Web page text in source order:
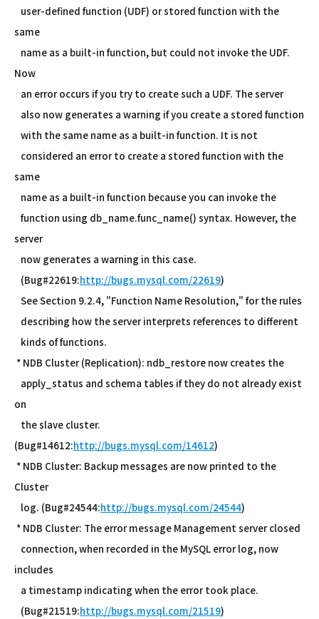
user-defined function (UDF) or stored function with the
same
name as a built-in function, but could not invoke the UDF.
Now
an error occurs if you try to create such a UDF. The server
also now generates a warning if you create a stored function
with the same name as a built-in function. It is not
considered an error to create a stored function with the
same
name as a built-in function because you can invoke the
function using db_name.func_name() syntax. However, the
server
now generates a warning in this case.
(Bug#22619:http://bugs.mysql.com/22619)
See Section 9.2.4, "Function Name Resolution," for the rules
describing how the server interprets references to different
kinds of functions.
* NDB Cluster (Replication): ndb_restore now creates the
apply_status and schema tables if they do not already exist
on
the slave cluster.
(Bug#14612:http://bugs.mysql.com/14612)
* NDB Cluster: Backup messages are now printed to the
Cluster
log. (Bug#24544:http://bugs.mysql.com/24544)
* NDB Cluster: The error message Management server closed
connection, when recorded in the MySQL error log, now
includes
a timestamp indicating when the error took place.
(Bug#21519:http://bugs.mysql.com/21519)